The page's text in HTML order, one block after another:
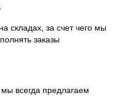
складах, за счет чего мы
заказы
всегда предлагаем